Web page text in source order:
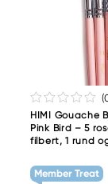
HIMI Gouache
Pink Bird – 5
filbert, 1 rund
Member Treat